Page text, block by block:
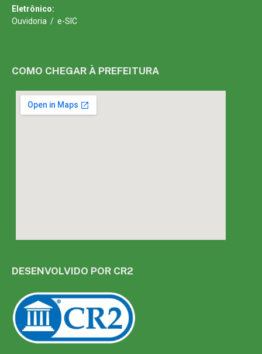
Eletrônico:
Ouvidoria / e-SIC
COMO CHEGAR À PREFEITURA
DESENVOLVIDO POR CR2